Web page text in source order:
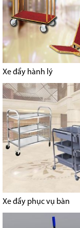
Xe đẩy hành lý
Xe đẩy phục vụ bàn